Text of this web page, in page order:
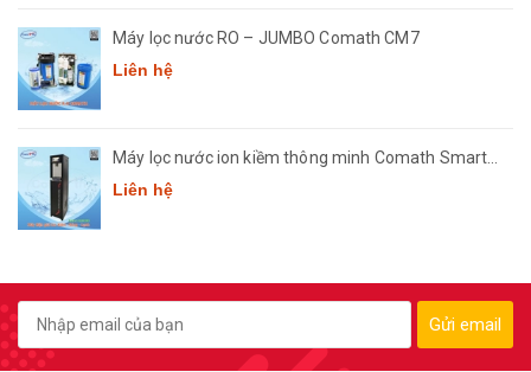
Máy lọc nước RO – JUMBO Comath CM7
Liên hệ
Máy lọc nước ion kiềm thông minh Comath Smart
CM3668
Liên hệ
Gửi email